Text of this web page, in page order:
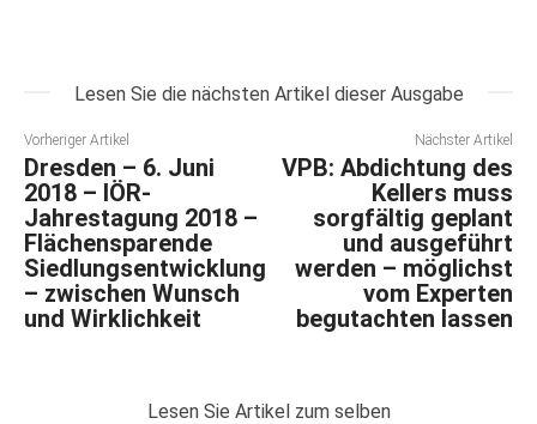
Lesen Sie die nächsten Artikel dieser Ausgabe
Vorheriger Artikel
Dresden – 6. Juni
2018 – IÖR-
Jahrestagung 2018 –
Flächensparende
Siedlungsentwicklung
– zwischen Wunsch
und Wirklichkeit
Nächster Artikel
VPB: Abdichtung des
Kellers muss
sorgfältig geplant
und ausgeführt
werden – möglichst
vom Experten
begutachten lassen
Lesen Sie Artikel zum selben